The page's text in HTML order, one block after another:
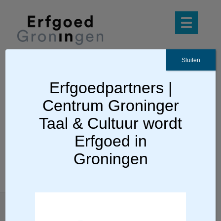
Ga terug
Museum ’t Steenhuus
Erfgoedpartners |
Centrum Groninger
Taal & Cultuur wordt
Erfgoed in
Groningen
Sluiten